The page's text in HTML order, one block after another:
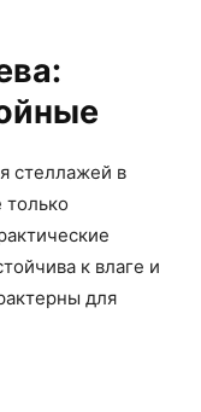
стеллажей в
только
к влаге и
для